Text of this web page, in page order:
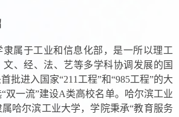
隶属于工业和信息化部，是一所以理工
、经、法、艺等多学科协调发展的国
批进入国家“211 工程”和“985工程”的大
双一流”建设A类高校名单。哈尔滨工业
哈尔滨工业大学，学院秉承“教育服务